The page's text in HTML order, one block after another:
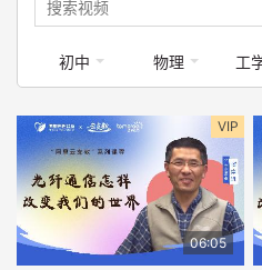
初中 物理
VIP
06:05